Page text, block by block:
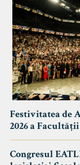
Festivitatea de
2026 a
Congresul